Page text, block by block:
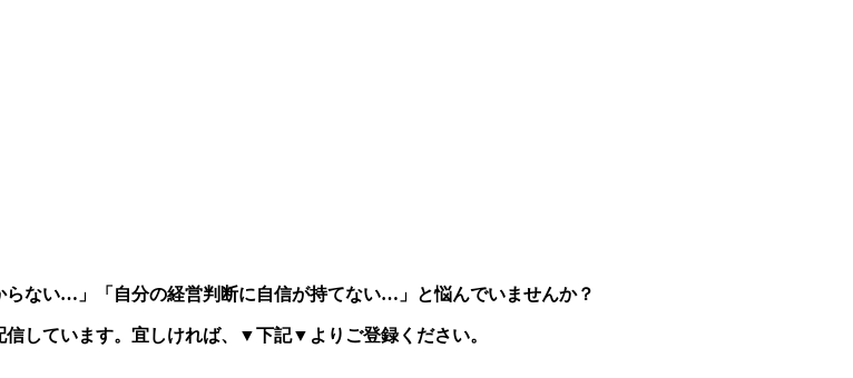
らない… 」「自分の経営判断に自信が持てない… 」と悩んでいませんか？
信しています。宜しければ、 ▼下記▼ よりご登録ください。